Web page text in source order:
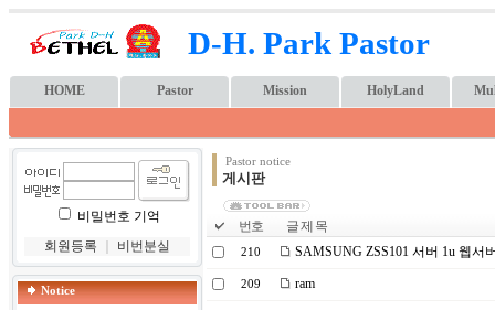
D-H. Park Pastor
HOME Pastor Mission HolyLand
비밀번호 기억
회원등록
비번분실
Notice
Pastor notice
게시판
번호 글 제 목
210 SAMSUNG ZSS101 서버 1u 웹서
209 ram